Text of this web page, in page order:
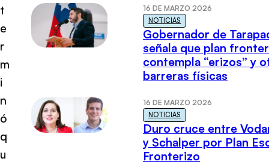
t
e
r
m
i
n
ó
q
u
16 DE MARZO 2026
NOTICIAS
Gobernador de
señala que plan
contempla “erizos” y
barreras físicas
16 DE MARZO 2026
NOTICIAS
Duro cruce entre
y Schalper por Plan
Fronterizo